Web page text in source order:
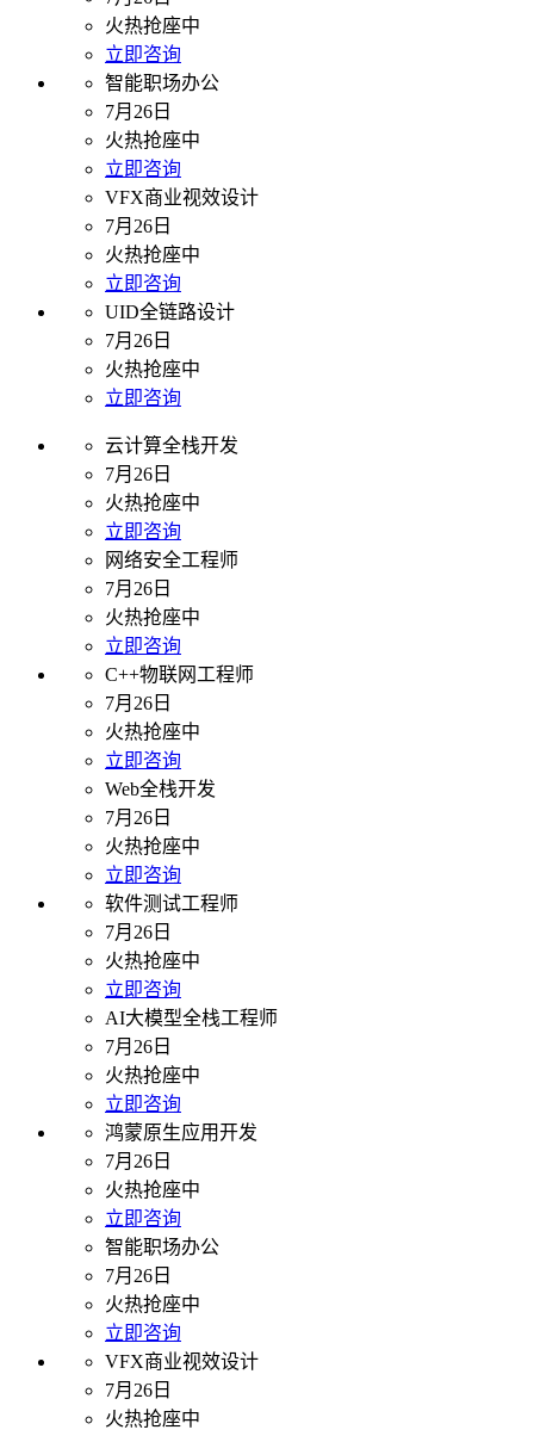
火热抢座中
立即咨询
智能职场办公
7月26日
火热抢座中
立即咨询
VFX商业视效设计
7月26日
火热抢座中
立即咨询
UID全链路设计
7月26日
火热抢座中
立即咨询
云计算全栈开发
7月26日
火热抢座中
立即咨询
网络安全工程师
7月26日
火热抢座中
立即咨询
C++物联网工程师
7月26日
火热抢座中
立即咨询
Web全栈开发
7月26日
火热抢座中
立即咨询
软件测试工程师
7月26日
火热抢座中
立即咨询
AI大模型全栈工程师
7月26日
火热抢座中
立即咨询
鸿蒙原生应用开发
7月26日
火热抢座中
立即咨询
智能职场办公
7月26日
火热抢座中
立即咨询
VFX商业视效设计
7月26日
火热抢座中